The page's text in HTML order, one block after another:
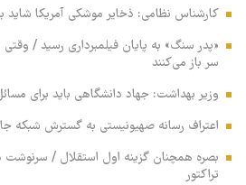
کارشناس نظامی: ذخایر موشکی آمریکا شاید به زیر ۲۰ درصد
«پدر سنگ» به پایان فیلمبرداری رسید /
سر باز می‌کنند
وزیر بهداشت: جهاد دانشگاهی باید برای
اعتراف رسانه صهیونیستی به گسترش شبکه
بصره همچنان گزینه اول استقلال / سرنوشت
تراکتور